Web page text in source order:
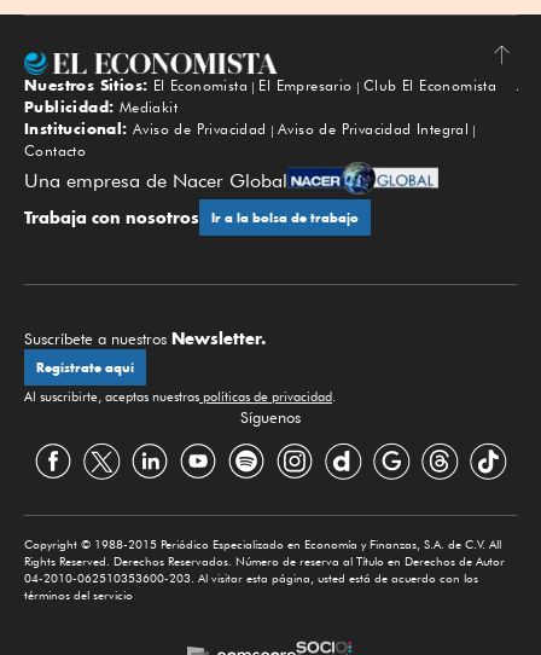
Subir
Nuestros Sitios: El Economista El Empresario
Club El Economista
Publicidad: Mediakit
Institucional: Aviso de Privacidad
Aviso de Privacidad Integral
Contacto
Una empresa de Nacer Global
Trabaja con nosotros Ir a la bolsa de trabajo
Suscríbete a nuestros Newsletter.
Regístrate aquí
Al suscribirte, aceptas nuestras políticas de privacidad.
Síguenos
Copyright © 1988-2015 Periódico Especializado en Economía y Finanzas, S.A. de C.V. All
Rights Reserved. Derechos Reservados. Número de reserva al Título en Derechos de Autor
04-2010-062510353600-203. Al visitar esta página, usted está de acuerdo con los
términos del servicio